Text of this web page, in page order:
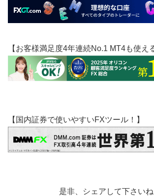
【お客様満足度4年連続No.1 MT4も使え
【国内証券で使いやすいFXツール！】
是非、シェアして下さいね